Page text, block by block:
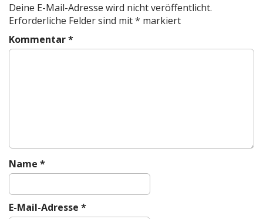
g
t
Deine E-Mail-Adresse wird nicht veröffentlicht.
Erforderliche Felder sind mit* markiert
Kommentar*
Name *
E-Mail-Adresse *